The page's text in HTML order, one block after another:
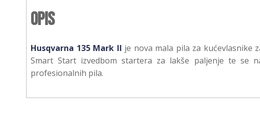
Opis
Husqvarna 135 Mark II je nova mala pila za kućevlasnike
Smart Start izvedbom startera za lakše paljenje te se
profesionalnih pila.